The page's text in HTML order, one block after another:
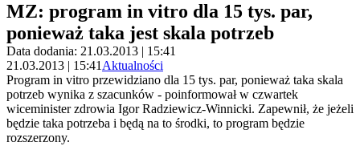
MZ: program in vitro dla 15 tys. par,
ponieważ taka jest skala potrzeb
Data dodania: 21.03.2013 | 15:41
21.03.2013 | 15:41Aktualności
Program in vitro przewidziano dla 15 tys. par, ponieważ taka skala
potrzeb wynika z szacunków - poinformował w czwartek
wiceminister zdrowia Igor Radziewicz-Winnicki. Zapewnił, że jeżeli
będzie taka potrzeba i będą na to środki, to program będzie
rozszerzony.